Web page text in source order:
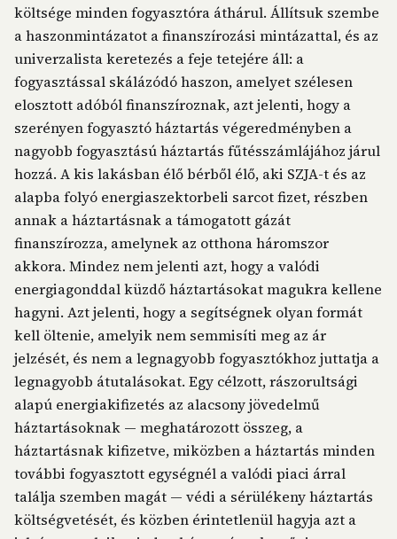
költsége minden fogyasztóra áthárul. Állítsuk szembe
a haszonmintázatot a finanszírozási mintázattal, és az
univerzalista keretezés a feje tetejére áll: a
fogyasztással skálázódó haszon, amelyet szélesen
elosztott adóból finanszíroznak, azt jelenti, hogy a
szerényen fogyasztó háztartás végeredményben a
nagyobb fogyasztású háztartás fűtésszámlájához járul
hozzá. A kis lakásban élő bérből élő, aki SZJA-t és az
alapba folyó energiaszektorbeli sarcot fizet, részben
annak a háztartásnak a támogatott gázát
finanszírozza, amelynek az otthona háromszor
akkora. Mindez nem jelenti azt, hogy a valódi
energiagonddal küzdő háztartásokat magukra kellene
hagyni. Azt jelenti, hogy a segítségnek olyan formát
kell öltenie, amelyik nem semmisíti meg az ár
jelzését, és nem a legnagyobb fogyasztókhoz juttatja a
legnagyobb átutalásokat. Egy célzott, rászorultsági
alapú energiakifizetés az alacsony jövedelmű
háztartásoknak — meghatározott összeg, a
háztartásnak kifizetve, miközben a háztartás minden
további fogyasztott egységnél a valódi piaci árral
találja szemben magát — védi a sérülékeny háztartás
költségvetését, és közben érintetlenül hagyja azt a